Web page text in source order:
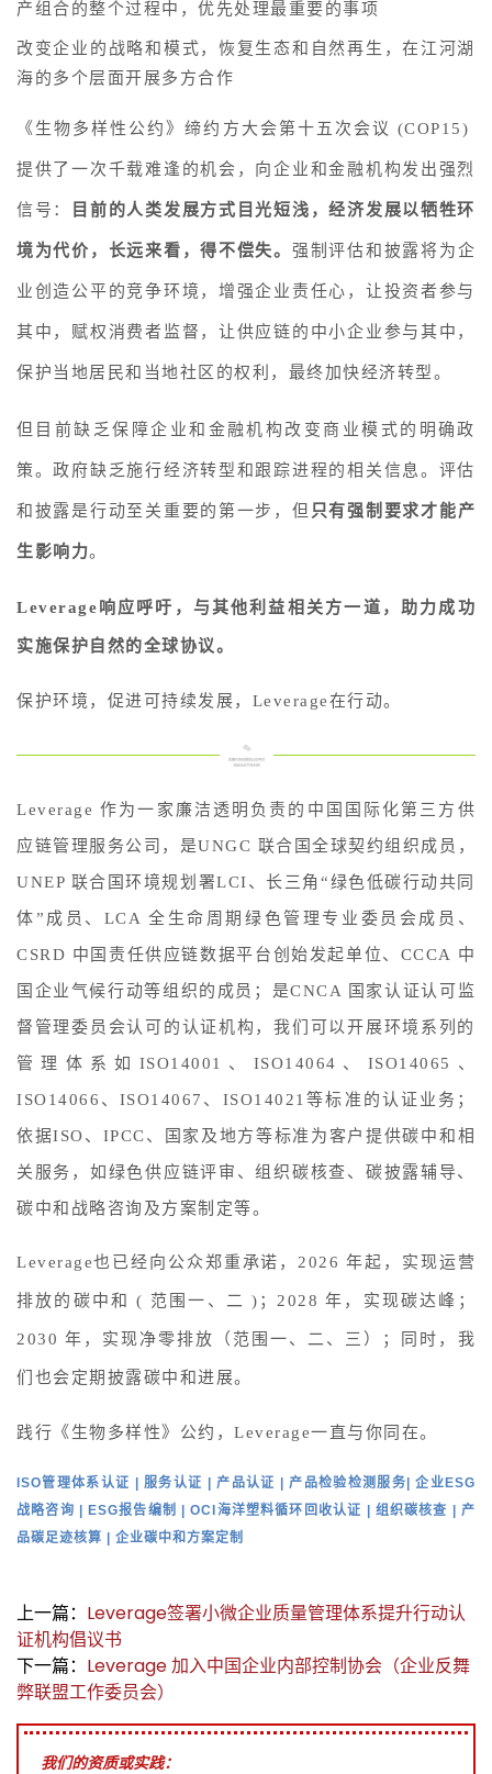
产组合的整个过程中，优先处理最重要的事项
改变企业的战略和模式，恢复生态和自然再生，在江河湖
海的多个层面开展多方合作
《生物多样性公约》缔约方大会第十五次会议 (COP15)
提供了一次千载难逢的机会，向企业和金融机构发出强烈
信号： 目前的人类发展方式目光短浅，经济发展以牺牲环
境为代价，长远来看，得不偿失。 强制评估和披露将为企
业创造公平的竞争环境，增强企业责任心，让投资者参与
其中，赋权消费者监督，让供应链的中小企业参与其中，
保护当地居民和当地社区的权利，最终加快经济转型。
但目前缺乏保障企业和金融机构改变商业模式的明确政
策。政府缺乏施行经济转型和跟踪进程的相关信息。评估
和披露是行动至关重要的第一步，但 只有强制要求才能产
生影响力。
Leverage响应呼吁，与其他利益相关方一道，助力成功
实施保护自然的全球协议。
保护环境，促进可持续发展，Leverage在行动。
Leverage 作为一家廉洁透明负责的中国国际化第三方供
应链管理服务公司，是UNGC 联合国全球契约组织成员，
UNEP 联合国环境规划署LCI、长三角“绿色低碳行动共同
体”成员、LCA 全生命周期绿色管理专业委员会成员、
CSRD 中国责任供应链数据平台创始发起单位、CCCA 中
国企业气候行动等组织的成员；是CNCA 国家认证认可监
督管理委员会认可的认证机构，我们可以开展环境系列的
管理体系如ISO14001、ISO14064、ISO14065、
ISO14066、ISO14067、ISO14021等标准的认证业务；
依据ISO、IPCC、国家及地方等标准为客户提供碳中和相
关服务，如绿色供应链评审、组织碳核查、碳披露辅导、
碳中和战略咨询及方案制定等。
Leverage也已经向公众郑重承诺，2026 年起，实现运营
排放的碳中和 ( 范围一、二 )；2028 年，实现碳达峰；
2030 年，实现净零排放（范围一、二、三）；同时，我
们也会定期披露碳中和进展。
践行《生物多样性》公约，Leverage一直与你同在。
ISO管理体系认证 | 服务认证 | 产品认证 | 产品检验检测服务| 企业ESG
战略咨询 | ESG报告编制 | OCI海洋塑料循环回收认证 | 组织碳核查 | 产
品碳足迹核算 | 企业碳中和方案定制
上一篇： Leverage签署小微企业质量管理体系提升行动认
证机构倡议书
下一篇： Leverage 加入中国企业内部控制协会（企业反舞
弊联盟工作委员会）
我们的资质或实践：